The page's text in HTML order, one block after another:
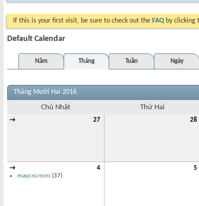
If this is your first visit, be sure to check out the FAQ by clicking
Default Calendar
Năm
Tháng Tuần Ngày
Tháng Mười Hai 2016
Chủ Nhật Thứ Hai
→ 27 28
→
4
maycncmini (37)
5